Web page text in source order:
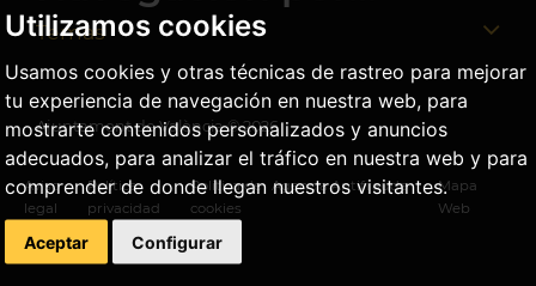
Utilizamos cookies
Usamos cookies y otras técnicas de rastreo para mejorar
tu experiencia de navegación en nuestra web, para
mostrarte contenidos personalizados y anuncios
adecuados, para analizar el tráfico en nuestra web y para
comprender de donde llegan nuestros visitantes.
Aceptar Configurar
Temas
Ajuntament de València ©2026
Aviso
legal
Política
privacidad
Política de
cookies
Agencia Antifraude
Mapa
Web